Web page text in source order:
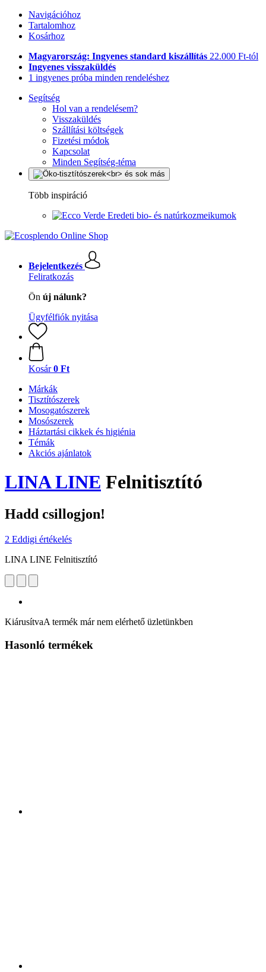
Navigációhoz
Tartalomhoz
Kosárhoz
Magyarország: Ingyenes standard kiszállítás 22.000 Ft-tól
Ingyenes visszaküldés
1 ingyenes próba minden rendeléshez
Segítség
Hol van a rendelésem?
Visszaküldés
Szállítási költségek
Fizetési módok
Kapcsolat
Minden Segítség-téma
Több inspiráció
Eredeti bio- és natúrkozmeikumok
Bejelentkezés
Feliratkozás
Ön új nálunk?
Ügyfélfiók nyitása
Kosár 0 Ft
Márkák
Tisztítószerek
Mosogatószerek
Mosószerek
Háztartási cikkek és higiénia
Témák
Akciós ajánlatok
LINA LINE Felnitisztító
Hadd csillogjon!
2 Eddigi értékelés
LINA LINE Felnitisztító
KiárusítvaA termék már nem elérhető üzletünkben
Hasonló termékek